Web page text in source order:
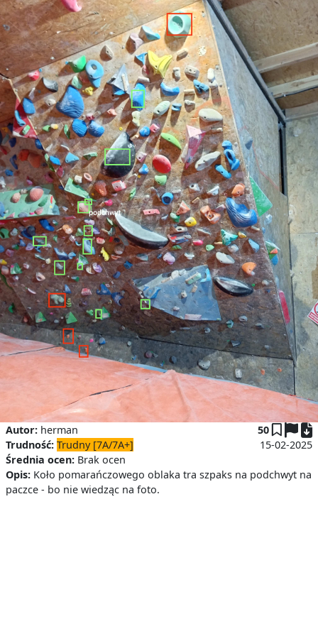
Autor: herman
Trudność: Trudny [7A/7A+]
Średnia ocen: Brak ocen
50
15-02-2025
Opis: Koło pomarańczowego oblaka tra szpaks na podchwyt na
paczce - bo nie wiedząc na foto.